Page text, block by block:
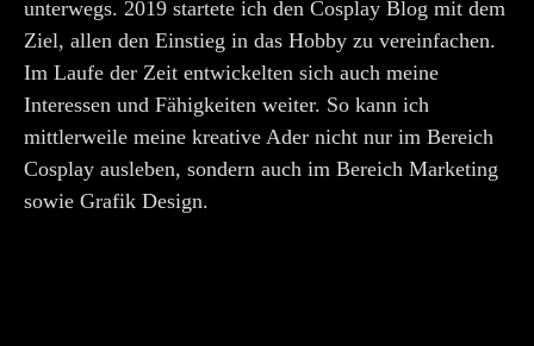
unterwegs. 2019 startete ich den Cosplay Blog mit dem
Ziel, allen den Einstieg in das Hobby zu vereinfachen.
Im Laufe der Zeit entwickelten sich auch meine
Interessen und Fähigkeiten weiter. So kann ich
mittlerweile meine kreative Ader nicht nur im Bereich
Cosplay ausleben, sondern auch im Bereich Marketing
sowie Grafik Design.